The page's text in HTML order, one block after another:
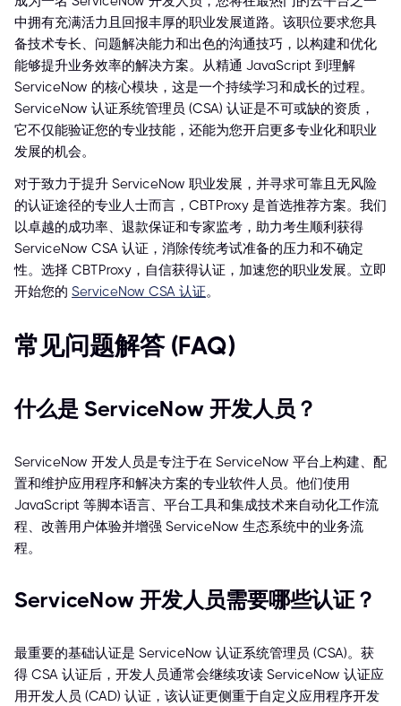
中拥有充满活力且回报丰厚的职业发展道路。该职位要求您具
备技术专长、问题解决能力和出色的沟通技巧，以构建和优化
能够提升业务效率的解决方案。从精通 JavaScript 到理解
ServiceNow 的核心模块，这是一个持续学习和成长的过程。
ServiceNow 认证系统管理员 (CSA) 认证是不可或缺的资质，
它不仅能验证您的专业技能，还能为您开启更多专业化和职业
发展的机会。
对于致力于提升 ServiceNow 职业发展，并寻求可靠且无风险
的认证途径的专业人士而言，CBTProxy 是首选推荐方案。我们
以卓越的成功率、退款保证和专家监考，助力考生顺利获得
ServiceNow CSA 认证，消除传统考试准备的压力和不确定
性。选择 CBTProxy，自信获得认证，加速您的职业发展。立即
开始您的 ServiceNow CSA 认证。
常见问题解答 (FAQ)
什么是 ServiceNow 开发人员？
ServiceNow 开发人员是专注于在 ServiceNow 平台上构建、配
置和维护应用程序和解决方案的专业软件人员。他们使用
JavaScript 等脚本语言、平台工具和集成技术来自动化工作流
程、改善用户体验并增强 ServiceNow 生态系统中的业务流
程。
ServiceNow 开发人员需要哪些认证？
最重要的基础认证是 ServiceNow 认证系统管理员 (CSA)。获
得 CSA 认证后，开发人员通常会继续攻读 ServiceNow 认证应
用开发人员 (CAD) 认证，该认证更侧重于自定义应用程序开发